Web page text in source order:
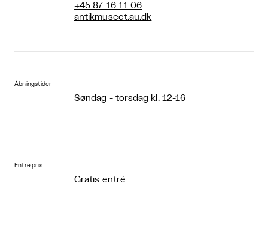
+45 87 16 11 06
antikmuseet.au.dk
Åbningstider
Søndag - torsdag kl. 12-16
Entre pris
Gratis entré